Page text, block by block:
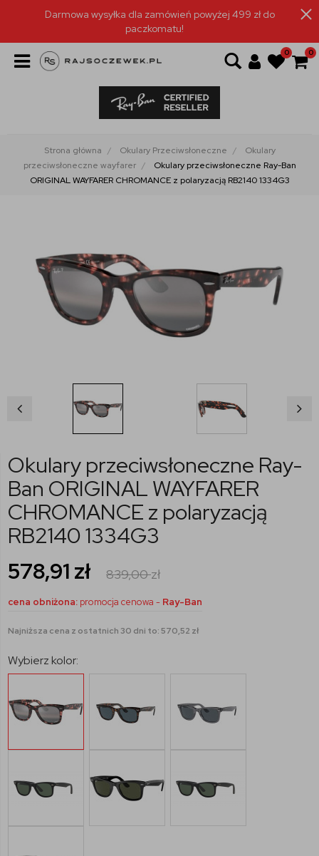
Darmowa wysyłka dla zamówień powyżej 499 zł do
paczkomatu!
0 0
Strona główna Okulary Przeciwsłoneczne
Okulary
przeciwsłoneczne wayfarer
Okulary przeciwsłoneczne Ray-Ban
ORIGINAL WAYFARER CHROMANCE z polaryzacją RB2140 1334G3
Okulary przeciwsłoneczne Ray-
Ban ORIGINAL WAYFARER
CHROMANCE z polaryzacją
RB2140 1334G3
578,91 zł 839,00zł
cena obniżona: promocja cenowa - Ray-Ban
Najniższa cena z ostatnich 30 dni to: 570,52 zł
Wybierz kolor: